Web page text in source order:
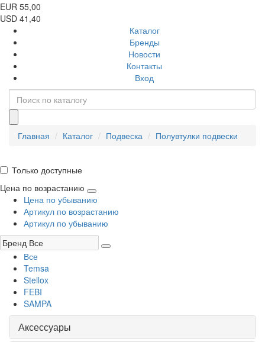
EUR 55,00
USD 41,40
Каталог
Бренды
Новости
Контакты
Вход
Главная Каталог Подвеска Полувтулки подвески
Только доступные
Цена по возрастанию
Цена по убыванию
Артикул по возрастанию
Артикул по убыванию
Все
Temsa
Stellox
FEBI
SAMPA
Аксессуары